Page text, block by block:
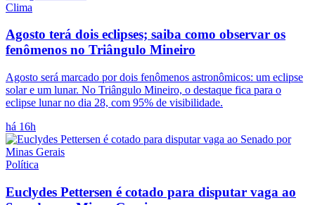
Clima
Agosto terá dois eclipses; saiba como observar os
fenômenos no Triângulo Mineiro
Agosto será marcado por dois fenômenos astronômicos: um eclipse
solar e um lunar. No Triângulo Mineiro, o destaque fica para o
eclipse lunar no dia 28, com 95% de visibilidade.
há 16h
Política
Euclydes Pettersen é cotado para disputar vaga ao